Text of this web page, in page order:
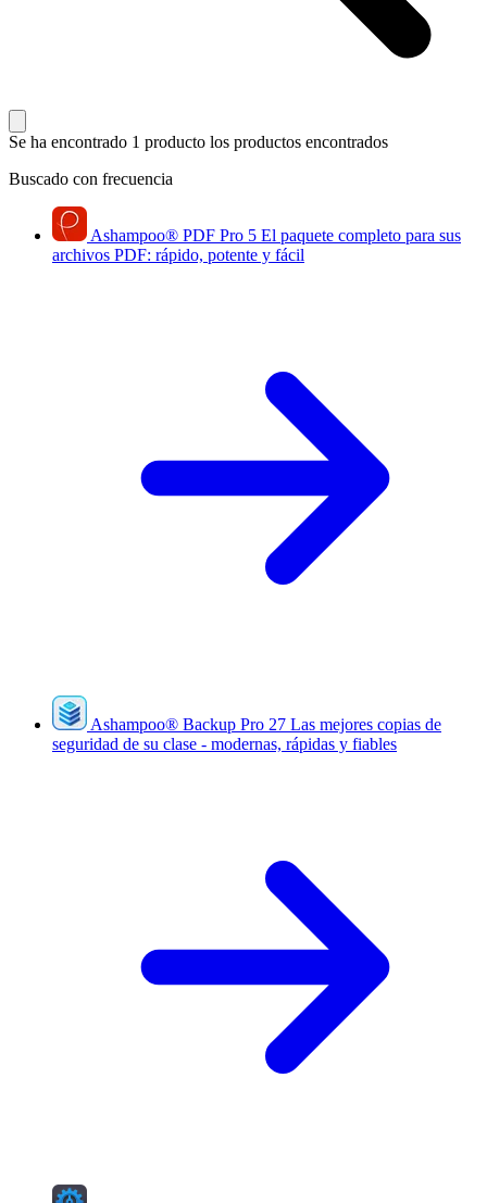
Se ha encontrado 1 producto los productos encontrados
Buscado con frecuencia
Ashampoo® PDF Pro 5 El paquete completo para sus
archivos PDF: rápido, potente y fácil
Ashampoo® Backup Pro 27 Las mejores copias de
seguridad de su clase - modernas, rápidas y fiables